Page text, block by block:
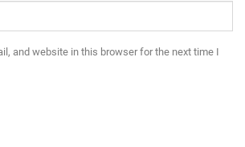
and website in this browser for the next time I